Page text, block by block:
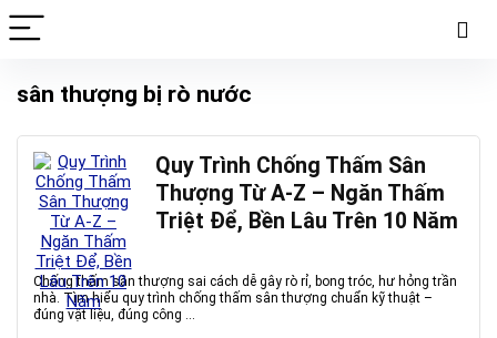
sân thượng bị rò nước
Quy Trình Chống Thấm Sân
Thượng Từ A-Z – Ngăn Thấm
Triệt Để, Bền Lâu Trên 10 Năm
Chống thấm sân thượng sai cách dễ gây rò rỉ, bong tróc, hư hỏng trần
nhà. Tìm hiểu quy trình chống thấm sân thượng chuẩn kỹ thuật –
đúng vật liệu, đúng công ...